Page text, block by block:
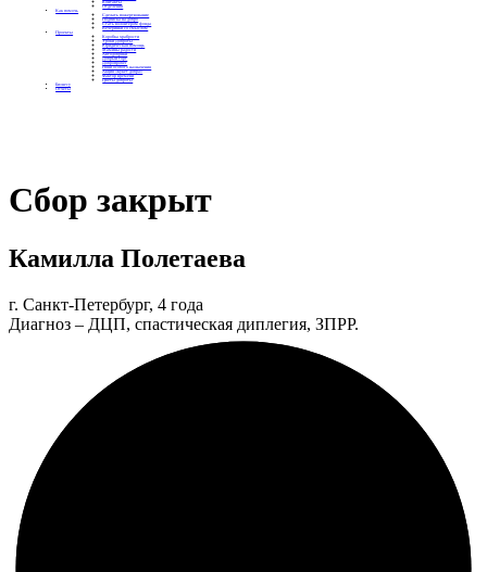
Контакты
Отделения
Как помочь
Сделать пожертвование
Подписка на добро
Стать волонтером фонда
Вечеринки со смыслом
Проекты
Коробка храбрости
Уроки Доброты
Юридическая помощь
Мамины радости
Автодобряки
Добрый торт
Добропробег
Няни особого назначения
Акция «Букет добра»
Фактор времени
Цветы доброты
Бизнесу
Отчеты
Сбор закрыт
Камилла Полетаева
г. Санкт-Петербург, 4 года
Диагноз – ДЦП, спастическая диплегия, ЗПРР.